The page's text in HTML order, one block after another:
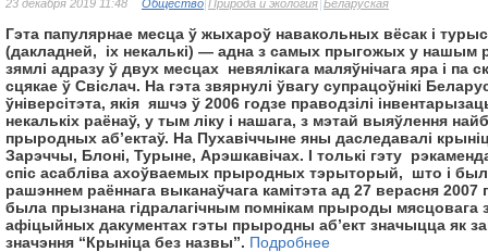
23 декабря 2019 11:48 Общество Природа и экология Беларуская
Гэта папулярнае месца ў жыхароў навакольных вёсак і
(дакладней, іх некалькі) — адна з самых прыгожых у нашым
зямлі адразу ў двух месцах невялікага маляўнічага яра і па
сцякае ў Свіслач. На гэта звярнулі ўвагу супрацоўнікі
ўніверсітэта, якія яшчэ ў 2006 годзе праводзілі
некалькіх раёнаў, у тым ліку і нашага, з мэтай выяўлення
прыродных аб’ектаў. На Пухавіччыне яны даследавалі
Зарэччы, Блоні, Турыне, Арэшкавічах. І толькі гэту
спіс асабліва ахоўваемых прыродных тэрыторый, што і
рашэннем раённага выканаўчага камітэта ад 27 верасня
была прызнана гідралагічным помнікам прыроды мясцовага
афіцыйных дакументах гэты прыродны аб’ект значыцца як
значэння “Крыніца без назвы”. Подробнее